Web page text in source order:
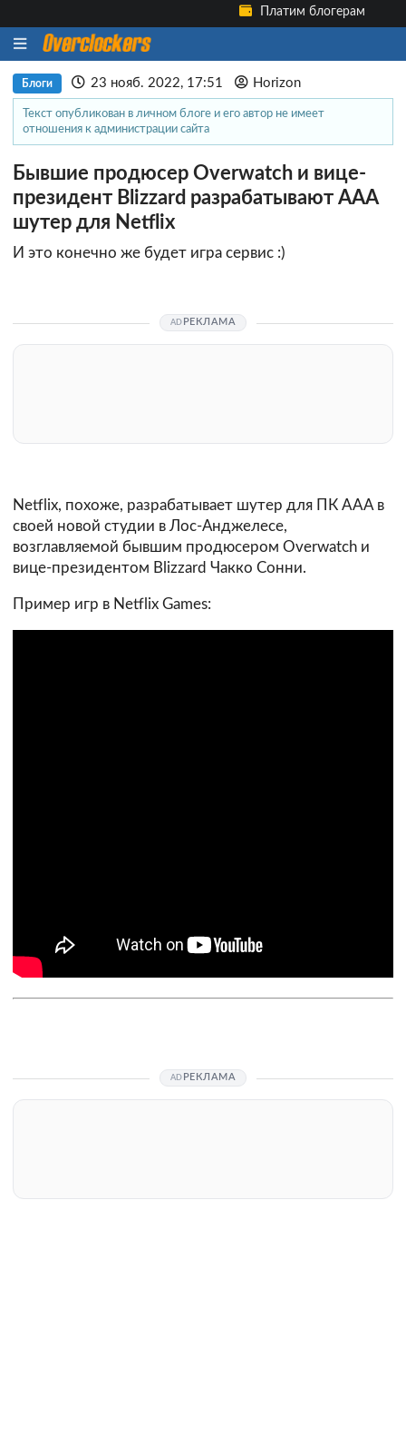
Платим блогерам
Блоги 23 нояб. 2022, 17:51 Horizon
Текст опубликован в личном блоге и его автор не имеет
отношения к администрации сайта
Бывшие продюсер Overwatch и вице-
президент Blizzard разрабатывают AAA
шутер для Netflix
И это конечно же будет игра сервис :)
РЕКЛАМА
Netflix, похоже, разрабатывает шутер для ПК AAA в
своей новой студии в Лос-Анджелесе,
возглавляемой бывшим продюсером Overwatch и
вице-президентом Blizzard Чакко Сонни.
Пример игр в Netflix Games:
РЕКЛАМА